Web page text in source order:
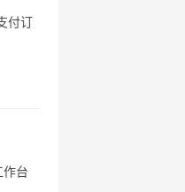
付订
台